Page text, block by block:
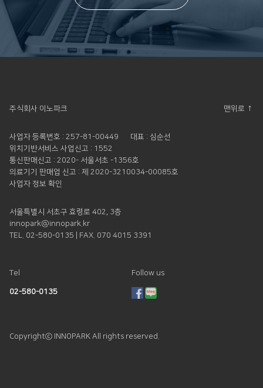
주식회사 이노파크 맨위로 ↑
사업자 등록번호 : 257-81-00449
대표 : 심순선
위치기반서비스 사업신고 : 1552
통신판매신고 : 2020- 서울서초 -1356호
의료기기 판매업 신고 : 제 2020-3210034-00085호
사업자 정보 확인
서울특별시 서초구 효령로 402, 3층
innopark@innopark.kr
TEL. 02-580-0135 | FAX. 070 4015 3391
Tel
02-580-0135
Follow us
Copyrightⓒ INNOPARK All rights reserved.